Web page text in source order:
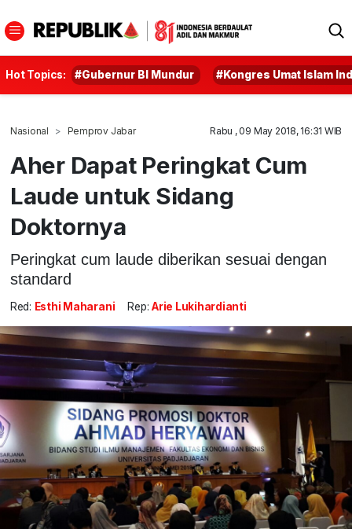
Hot Topics: #Gubernur BI Mundur #Kongres Umat Islam
Nasional Pemprov Jabar Rabu , 09 May 2018, 16:31 WIB
Aher Dapat Peringkat Cum
Laude untuk Sidang
Doktornya
Peringkat cum laude diberikan sesuai dengan
standard
Red: Esthi Maharani Rep: Arie Lukihardianti